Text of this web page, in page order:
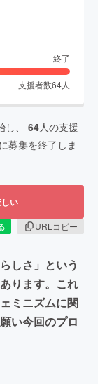
終了
支援者数64人
し、 64人の支援
に募集を終了しま
い
URLコピー
しさ」という
ります。これ
ミニズムに関
い今回のプロ